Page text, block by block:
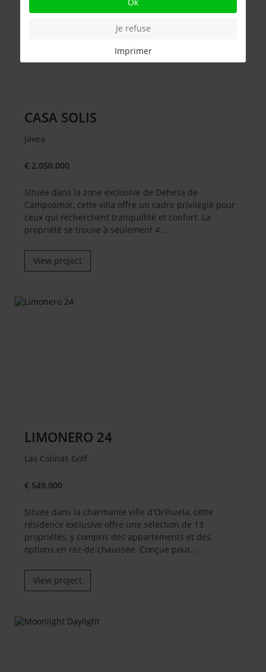
CASA SOLIS
Jávea
€ 2.050.000
Située dans la zone exclusive de Dehesa de
Campoamor, cette villa offre un cadre privilégié pour
ceux qui recherchent tranquillité et confort. La
propriété se trouve à seulement 4 ...
View project
LIMONERO 24
Las Colinas Golf
€ 549.000
Située dans la charmante ville d'Orihuela, cette
résidence exclusive offre une sélection de 13
propriétés, y compris des appartements et des
options en rez-de-chaussée. Conçue pour...
View project
Je refuse
Imprimer